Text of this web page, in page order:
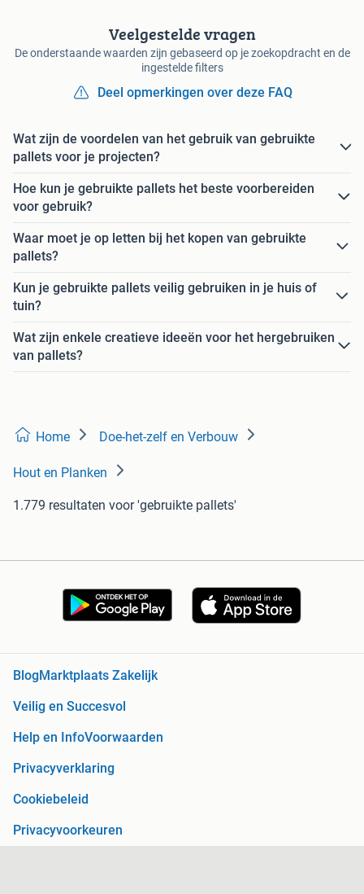
Veelgestelde vragen
De onderstaande waarden zijn gebaseerd op je zoekopdracht en de
ingestelde filters
Deel opmerkingen over deze FAQ
Wat zijn de voordelen van het gebruik van gebruikte
pallets voor je projecten?
Hoe kun je gebruikte pallets het beste voorbereiden
voor gebruik?
Waar moet je op letten bij het kopen van gebruikte
pallets?
Kun je gebruikte pallets veilig gebruiken in je huis of
tuin?
Wat zijn enkele creatieve ideeën voor het hergebruiken
van pallets?
Home Doe-het-zelf en Verbouw
Hout en Planken
1.779 resultaten voor 'gebruikte pallets'
BlogMarktplaats Zakelijk
Veilig en Succesvol
Help en InfoVoorwaarden
Privacyverklaring
Cookiebeleid
Privacyvoorkeuren